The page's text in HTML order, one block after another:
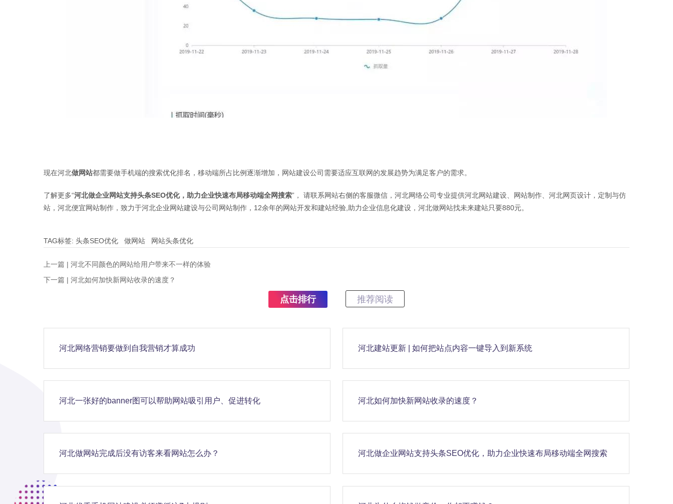
现在河北做网站都需要做手机端的搜索优化排名，移动端所占比例逐渐增加， 网站建设公司需要适应互联网的发展趋势为满足客户的需求。
了解更多“河北做企业网站支持头条SEO优化，助力企业快速布局移动端全网搜索”， 请联系网站右侧的客服微信，河北网络公司专业提供河北网站建设、网站制作、河北网页设计，定制与仿
站，河北便宜网站制作，致力于河北企业网站建设与公司网站制作，12余年的网站开发和建站经验,助力企业信息化建设，河北做网站找未来建站只要880元。
TAG标签: 头条SEO优化 做网站 网站头条优化
上一篇 | 河北不同颜色的网站给用户带来不一样的体验
下一篇 | 河北如何加快新网站收录的速度？
点击排行 推荐阅读
河北网络营销要做到自我营销才算成功 河北建站更新 | 如何把站点内容一键导入到新系统
河北一张好的banner图可以帮助网站吸引用户、促进转化 河北如何加快新网站收录的速度？
河北做网站完成后没有访客来看网站怎么办？ 河北做企业网站支持头条SEO优化，助力企业快速布局移动端全网搜索